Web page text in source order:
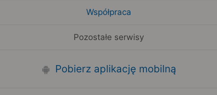
Współpraca
Pozostałe serwisy
Pobierz aplikację mobilną